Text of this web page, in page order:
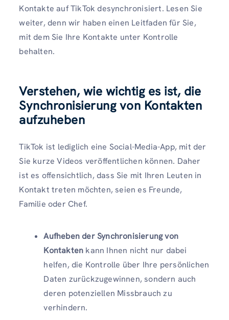
Kontakte auf TikTok desynchronisiert. Lesen Sie
weiter, denn wir haben einen Leitfaden für Sie,
mit dem Sie Ihre Kontakte unter Kontrolle
behalten.
Verstehen, wie wichtig es ist, die
Synchronisierung von Kontakten
aufzuheben
TikTok ist lediglich eine Social-Media-App, mit der
Sie kurze Videos veröffentlichen können. Daher
ist es offensichtlich, dass Sie mit Ihren Leuten in
Kontakt treten möchten, seien es Freunde,
Familie oder Chef.
Aufheben der Synchronisierung von
Kontakten kann Ihnen nicht nur dabei
helfen, die Kontrolle über Ihre persönlichen
Daten zurückzugewinnen, sondern auch
deren potenziellen Missbrauch zu
verhindern.